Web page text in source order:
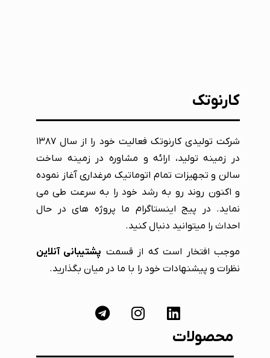
کارنوتک
شرکت تولیدی کارنوتک فعالیت خود را از سال ۱۳۸۷
در زمینه تولید، ارائه و مشاوره در زمینه ساخت
سالن و تجهیزات تمام اتوماتیک مرغداری آغاز نموده
و اکنون روند رو به رشد خود را به سرعت طی می
نماید. در پیج اینستاگرام ما پروژه های در حال
احداث را میتوانید دنبال کنید.
موجب افتخار است که از قسمت پشتیبانی آنلاین
نظرات و پیشنهادات خود را با ما در میان بگذارید.
محصولات